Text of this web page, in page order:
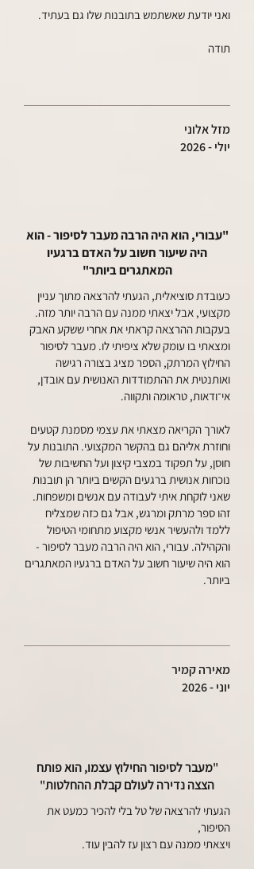
ואני יודעת שאשתמש בתובנות שלו גם בעתיד.
תודה
מזל אלוני
יולי - 2026
"עבורי, הוא היה הרבה מעבר לסיפור - הוא
היה שיעור חשוב על האדם ברגעיו
המאתגרים ביותר"
כעובדת סוציאלית, הגעתי להרצאה מתוך עניין
מקצועי, אבל יצאתי ממנה עם הרבה יותר מזה.
בעקבות ההרצאה קראתי את אחרי ששקע האבק
ומצאתי בו עומק שלא ציפיתי לו. מעבר לסיפור
החילוץ המרתק, הספר מציג בצורה רגישה
ואותנטית את ההתמודדות האנושית עם אובדן,
אי־ודאות, טראומה ותקווה.
לאורך הקריאה מצאתי את עצמי מסמנת קטעים
וחוזרת אליהם גם בהקשר המקצועי. התובנות על
חוסן, על תפקוד במצבי קיצון ועל החשיבות של
נוכחות אנושית ברגעים הקשים ביותר הן תובנות
שאני לוקחת איתי לעבודה עם אנשים ומשפחות.
זהו ספר מרתק ומרגש, אבל גם כזה שמצליח
ללמד ולהעשיר אנשי מקצוע מתחומי הטיפול
והקהילה. עבורי, הוא היה הרבה מעבר לסיפור -
הוא היה שיעור חשוב על האדם ברגעיו המאתגרים
ביותר.
מאירה קמיר
יוני - 2026
"מעבר לסיפור החילוץ עצמו, הוא פותח
הצצה נדירה לעולם קבלת ההחלטות"
הגעתי להרצאה של טל בלי להכיר כמעט את
הסיפור,
ויצאתי ממנה עם רצון עז להבין עוד.